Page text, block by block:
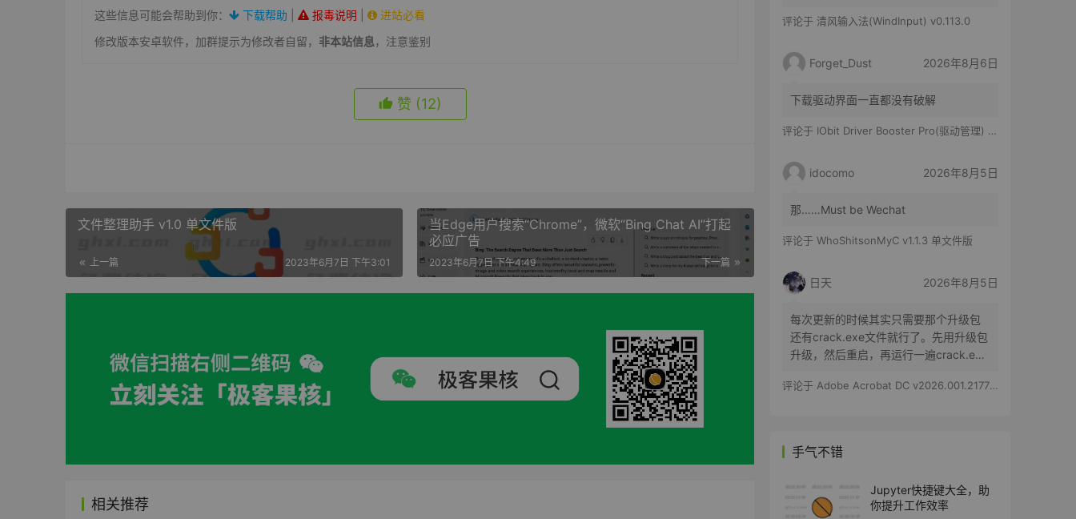
这些信息可能会帮助到你：
下载帮助 报毒说明
进站必看
修改版本安卓软件，加群提示为修改者自留， 非本站信息，注意鉴别
赞 (12)
文件整理助手 v1.0 单文件版
上一篇 2023年6月7日 下午3:01
当Edge用户搜索“Chrome”，微软“Bing Chat AI”打起
必应广告
下一篇
2023年6月7日 下午4:49
相关推荐
评论于 清风输入法(WindInput) v0.113.0
Forget_Dust 2026年8月6日
下载驱动界面一直都没有破解
评论于 IObit Driver Booster Pro(驱动管理) v13.6.0.438 便携修改版
idocomo 2026年8月5日
那……Must be Wechat
评论于 WhoShitsonMyC v1.1.3 单文件版
日天 2026年8月5日
每次更新的时候其实只需要那个升级包
还有crack.exe文件就行了。先用升级包
升级，然后重启，再运行一遍crack.exe
评论于 Adobe Acrobat DC v2026.001.21779 特别版
手气不错
Jupyter快捷键大全，助
你提升工作效率